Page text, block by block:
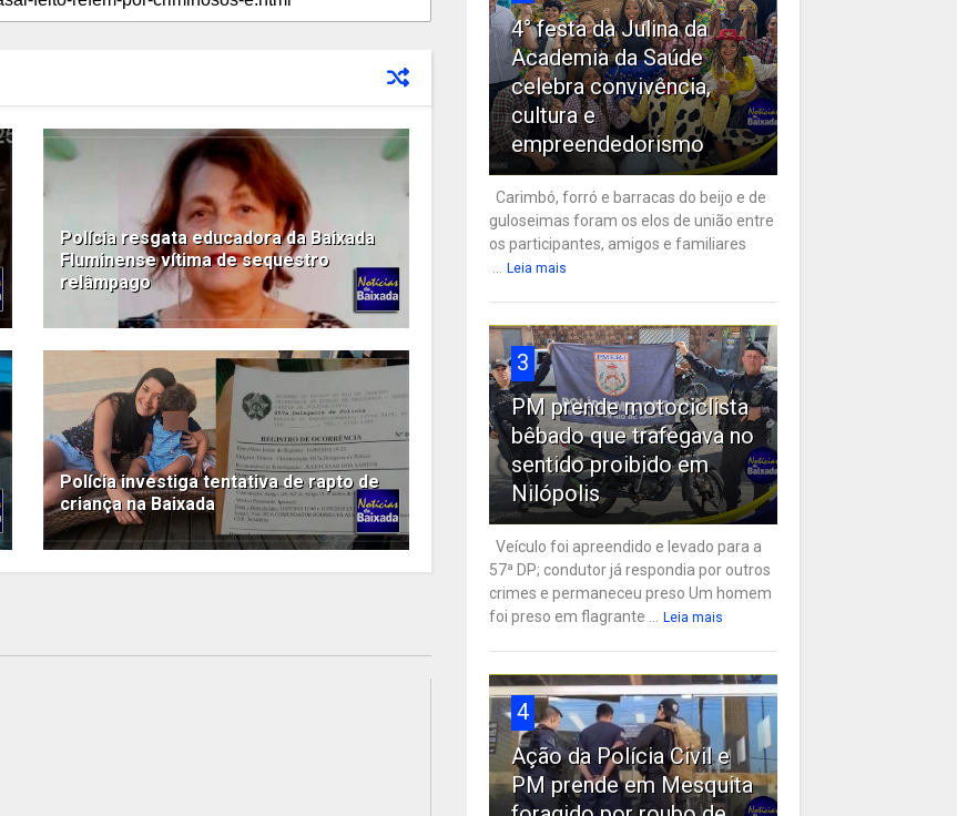
Polícia resgata educadora da Baixada
Fluminense vítima de sequestro
relâmpago
Polícia investiga tentativa de rapto de
criança na Baixada
4° festa da Julina da
Academia da Saúde
celebra convivência,
cultura e
empreendedorismo
Carimbó, forró e barracas do beijo e de
guloseimas foram os elos de união entre
os participantes, amigos e familiares
... Leia mais
3
PM prende motociclista
bêbado que trafegava no
sentido proibido em
Nilópolis
Veículo foi apreendido e levado para a
57ª DP; condutor já respondia por outros
crimes e permaneceu preso Um homem
foi preso em flagrante ... Leia mais
4
Ação da Polícia Civil e
PM prende em Mesquita